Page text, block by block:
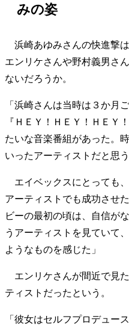
トップが描く未来
マインドセット
忘れられない言葉
ライフスタイル・生き方
40代からの景色 50代の
病が教えてくれたこと
熱狂できるもの
一生モ
私を彩るエッセンス
60
社会・カルチャー・マネー
地域とつながる/お金との付き合
みの姿
浜崎あゆみさんの快進撃
エンリケさんや野村義男さ
ないだろうか。
「浜崎さんは当時は３か月
『ＨＥＹ！ＨＥＹ！ＨＥ
たいな音楽番組があった。
いったアーティストだと思う
エイベックスにとっても、
アーティストでも成功させ
ビーの最初の頃は、自信が
うアーティストを見ていて
ようなものを感じた」
エンリケさんが間近で見
ティストだったという。
「彼女はセルフプロデュー